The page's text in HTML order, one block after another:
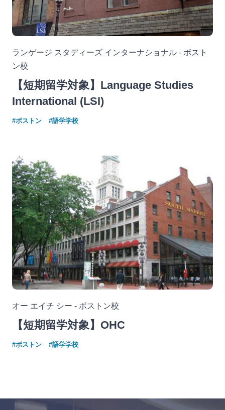
ランゲージ スタディーズ インターナショナル - ボスト
ン校
【短期留学対象】Language Studies
International (LSI)
#ボストン #語学学校
オー エイチ シー - ボストン校
【短期留学対象】OHC
#ボストン #語学学校